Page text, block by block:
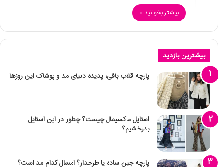
بیشتر بخوانید »
بیشترین بازدید
پارچه قلاب بافی، پدیده دنیای مد و پوشاک این روزها
استایل ماکسیمال چیست؟ چطور در این استایل
بدرخشیم؟
پارچه جین ساده یا طرحدار؟ امسال کدام مد است؟